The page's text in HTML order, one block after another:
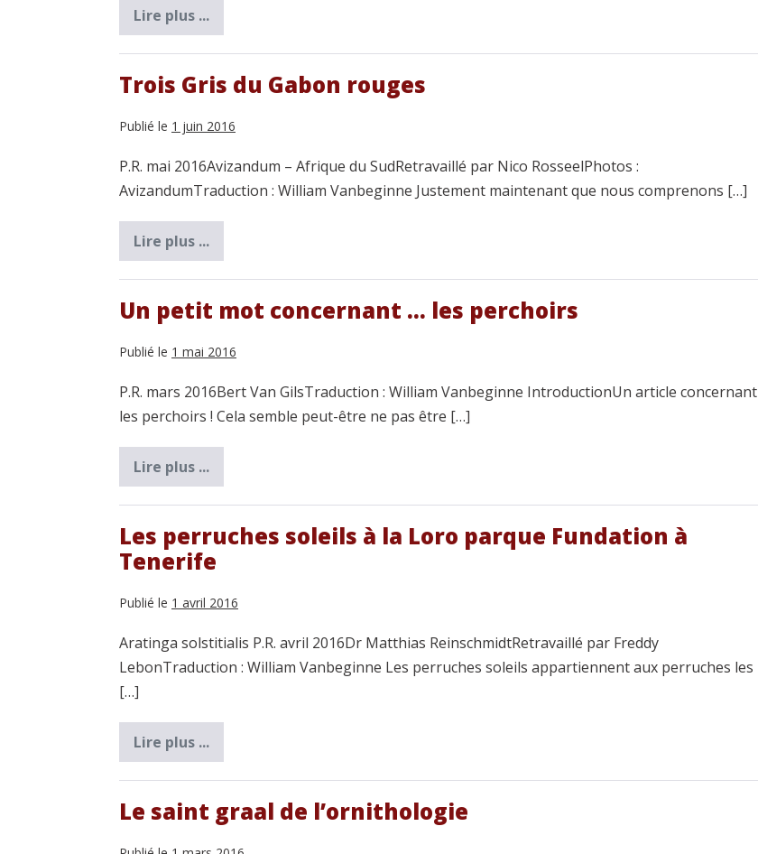
Lire plus ...
La
perruche
de
Trois Gris du Gabon rouges
Publié le 1 juin 2016
P.R. mai 2016Avizandum – Afrique du SudRetravaillé par Nico RosseelPhotos :
AvizandumTraduction : William Vanbeginne Justement maintenant que nous comprenons […]
Lire plus ...
Trois
Gris
du
rouges
Un petit mot concernant … les perchoirs
Publié le 1 mai 2016
P.R. mars 2016Bert Van GilsTraduction : William Vanbeginne IntroductionUn article concernant
les perchoirs ! Cela semble peut-être ne pas être […]
Lire plus ...
Un
petit
mot
…
les
perchoirs
Les perruches soleils à la Loro parque Fundation à
Tenerife
Publié le 1 avril 2016
Aratinga solstitialis P.R. avril 2016Dr Matthias ReinschmidtRetravaillé par Freddy
LebonTraduction : William Vanbeginne Les perruches soleils appartiennent aux perruches les
[…]
Lire plus ...
Les
perruches
soleils
la
Loro
Fundation
Le saint graal de l’ornithologie